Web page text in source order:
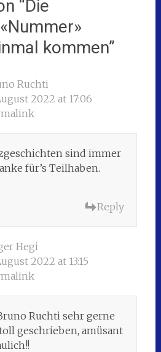
“Die
kommen”
Ruchti
2022 at 17:06
sind immer
für’s Teilhaben.
Reply
Hegi
2022 at 13:15
Ruchti sehr gerne
geschrieben, amüsant